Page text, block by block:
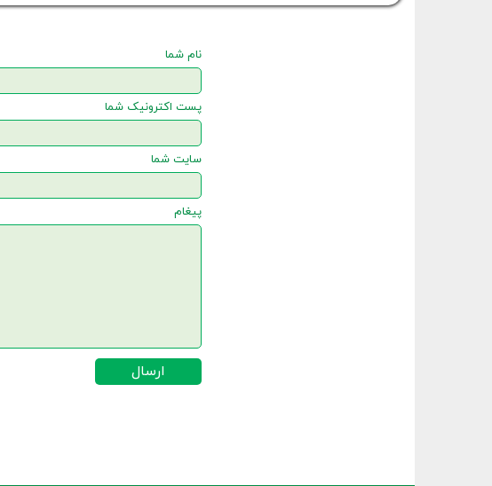
نام شما
پست اکترونیک شما
سایت شما
پیغام
ارسال